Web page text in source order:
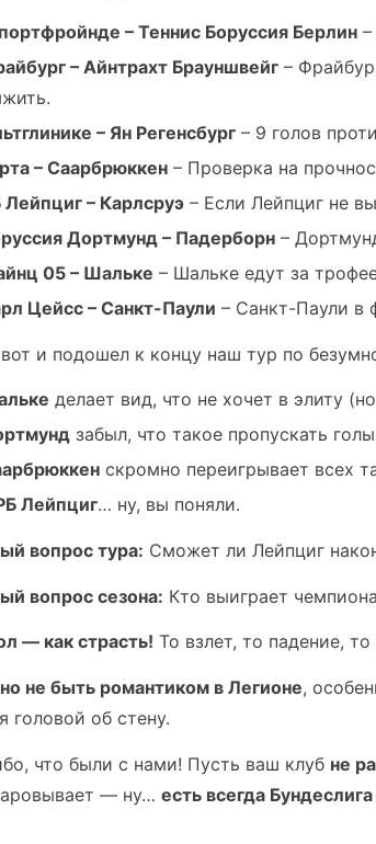
– Теннис Боруссия Берлин
– Айнтрахт Брауншвейг –
– Ян Регенсбург – 9 голов
– Саарбрюккен – Проверка на
Лейпциг – Карлсруэ – Если Лейпциг не
Дортмунд – Падерборн –
05 – Шальке – Шальке едут за
Цейсс – Санкт-Паули – Санкт-Паули в
вот и подошел к концу наш тур по
делает вид, что не хочет в элиту
забыл, что такое пропускать
скромно переигрывает всех
Лейпциг… ну, вы поняли.
вопрос тура: Сможет ли Лейпциг
вопрос сезона: Кто выиграет
— как страсть! То взлет, то падение,
не быть романтиком в Легионе,
головой об стену.
что были с нами! Пусть ваш клуб не
— ну… есть всегда